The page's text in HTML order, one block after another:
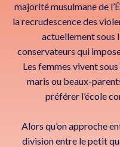
majorité musulmane de
la recrudescence des
actuellement sous
conservateurs qui
Les femmes vivent
maris ou beaux-
préférer l’école
Alors qu’on approche
division entre le petit